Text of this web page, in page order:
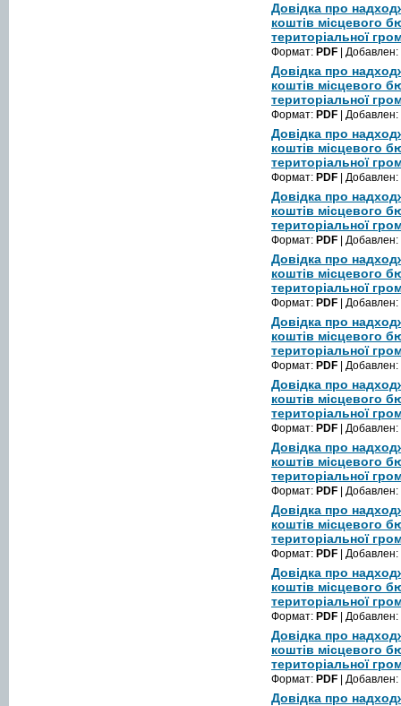
Довідка про
коштів місцевого
територіальної
Формат: PDF | Добавлен:
Довідка про
коштів місцевого
територіальної
Формат: PDF | Добавлен:
Довідка про
коштів місцевого
територіальної
Формат: PDF | Добавлен:
Довідка про
коштів місцевого
територіальної
Формат: PDF | Добавлен:
Довідка про
коштів місцевого
територіальної
Формат: PDF | Добавлен:
Довідка про
коштів місцевого
територіальної
Формат: PDF | Добавлен:
Довідка про
коштів місцевого
територіальної
Формат: PDF | Добавлен:
Довідка про
коштів місцевого
територіальної
Формат: PDF | Добавлен:
Довідка про
коштів місцевого
територіальної
Формат: PDF | Добавлен:
Довідка про
коштів місцевого
територіальної
Формат: PDF | Добавлен:
Довідка про
коштів місцевого
територіальної
Формат: PDF | Добавлен:
Довідка про